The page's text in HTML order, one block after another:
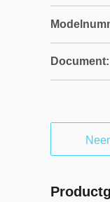
Document: